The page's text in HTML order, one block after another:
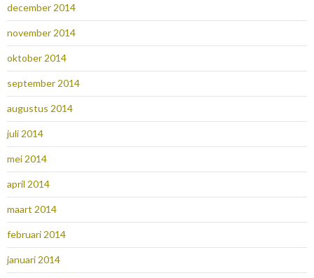
december 2014
november 2014
oktober 2014
september 2014
augustus 2014
juli 2014
mei 2014
april 2014
maart 2014
februari 2014
januari 2014